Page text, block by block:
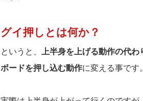
グイ押しとは何か？
というと、
上半身を上げる動作の代わ
ボードを押し込む動作に変える事です。